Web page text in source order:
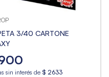
3/40 CARTONE
sin interés de $ 2633